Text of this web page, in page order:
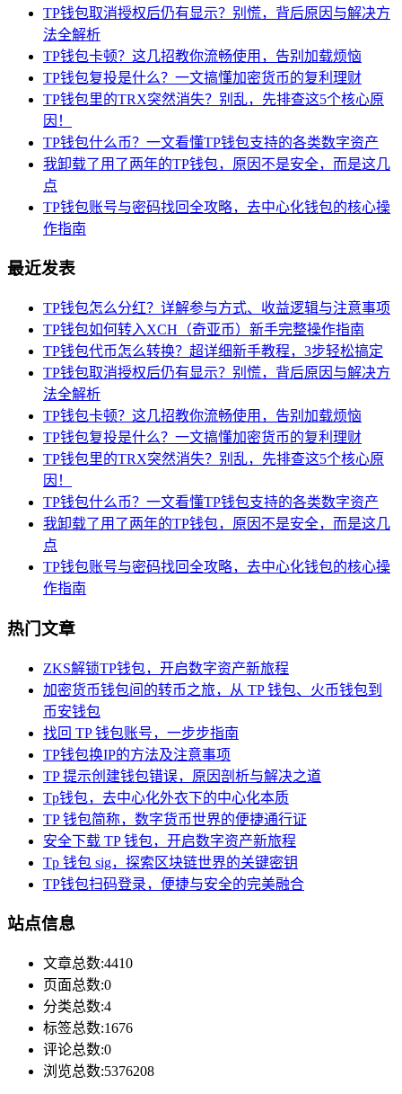
TP钱包取消授权后仍有显示？别慌，背后原因与解决方
法全解析
TP钱包卡顿？这几招教你流畅使用，告别加载烦恼
TP钱包复投是什么？一文搞懂加密货币的复利理财
TP钱包里的TRX突然消失？别乱，先排查这5个核心原
因！
TP钱包什么币？一文看懂TP钱包支持的各类数字资产
我卸载了用了两年的TP钱包，原因不是安全，而是这几
点
TP钱包账号与密码找回全攻略，去中心化钱包的核心操
作指南
最近发表
TP钱包怎么分红？详解参与方式、收益逻辑与注意事项
TP钱包如何转入XCH（奇亚币）新手完整操作指南
TP钱包代币怎么转换？超详细新手教程，3步轻松搞定
TP钱包取消授权后仍有显示？别慌，背后原因与解决方
法全解析
TP钱包卡顿？这几招教你流畅使用，告别加载烦恼
TP钱包复投是什么？一文搞懂加密货币的复利理财
TP钱包里的TRX突然消失？别乱，先排查这5个核心原
因！
TP钱包什么币？一文看懂TP钱包支持的各类数字资产
我卸载了用了两年的TP钱包，原因不是安全，而是这几
点
TP钱包账号与密码找回全攻略，去中心化钱包的核心操
作指南
热门文章
ZKS解锁TP钱包，开启数字资产新旅程
加密货币钱包间的转币之旅，从 TP 钱包、火币钱包到
币安钱包
找回 TP 钱包账号，一步步指南
TP钱包换IP的方法及注意事项
TP 提示创建钱包错误，原因剖析与解决之道
Tp钱包，去中心化外衣下的中心化本质
TP 钱包简称，数字货币世界的便捷通行证
安全下载 TP 钱包，开启数字资产新旅程
Tp 钱包 sig，探索区块链世界的关键密钥
TP钱包扫码登录，便捷与安全的完美融合
站点信息
文章总数:4410
页面总数:0
分类总数:4
标签总数:1676
评论总数:0
浏览总数:5376208